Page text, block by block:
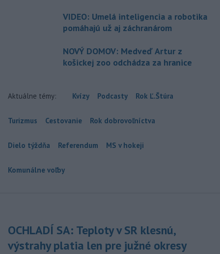
VIDEO: Umelá inteligencia a robotika
pomáhajú už aj záchranárom
NOVÝ DOMOV: Medveď Artur z
košickej zoo odchádza za hranice
Aktuálne témy: Kvízy Podcasty Rok Ľ.Štúra
Turizmus Cestovanie Rok dobrovoľníctva
Dielo týždňa Referendum MS v hokeji
Komunálne voľby
OCHLADÍ SA: Teploty v SR klesnú,
výstrahy platia len pre južné okresy